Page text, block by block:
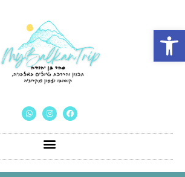
פתח סרגל נגישות